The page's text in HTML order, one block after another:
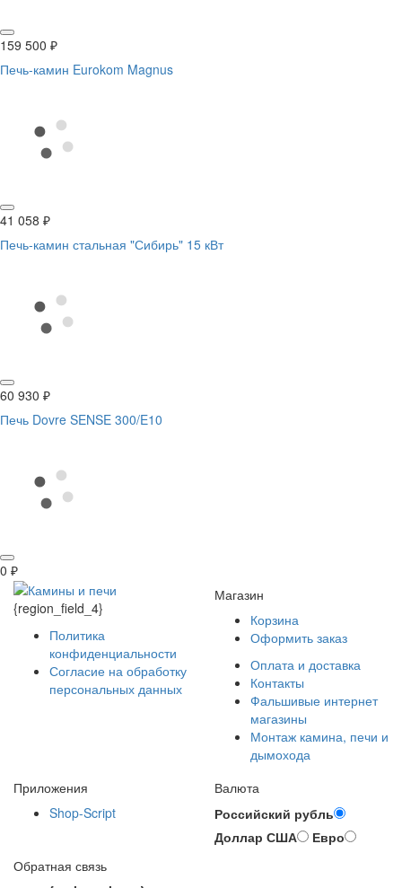
159 500 ₽
Печь-камин Eurokom Magnus
41 058 ₽
Печь-камин стальная "Сибирь" 15 кВт
60 930 ₽
Печь Dovre SENSE 300/E10
0 ₽
{region_field_4}
Политика
конфиденциальности
Согласие на обработку
персональных данных
Магазин
Корзина
Оформить заказ
Оплата и доставка
Контакты
Фальшивые интернет
магазины
Монтаж камина, печи и
дымохода
Приложения
Shop-Script
Валюта
Российский рубль
Доллар США
Евро
Обратная связь